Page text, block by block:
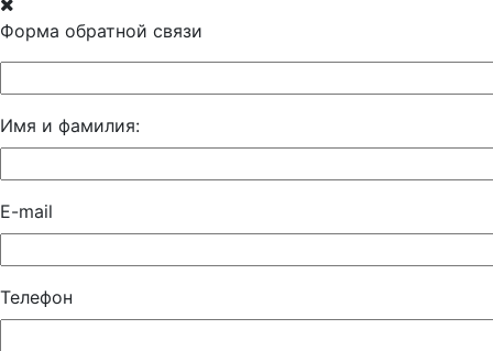
Форма обратной связи
Имя и фамилия:
E-mail
Телефон